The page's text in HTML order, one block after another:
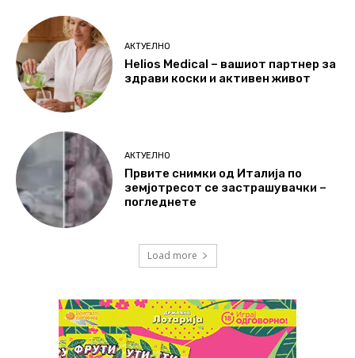
АКТУЕЛНО
Helios Medical – вашиот партнер за
здрави коски и активен живот
АКТУЕЛНО
Првите снимки од Италија по
земјотресот се застрашувачки –
погледнете
Load more